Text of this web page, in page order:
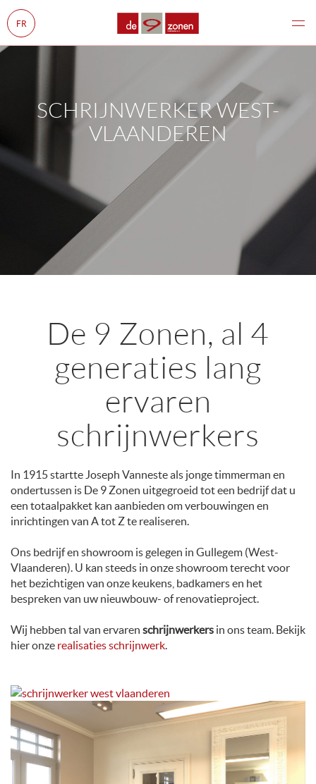
FR
SCHRIJNWERKER WEST-
VLAANDEREN
De 9 Zonen, al 4
generaties lang
ervaren
schrijnwerkers
In 1915 startte Joseph Vanneste als jonge timmerman en
ondertussen is De 9 Zonen uitgegroeid tot een bedrijf dat u
een totaalpakket kan aanbieden om verbouwingen en
inrichtingen van A tot Z te realiseren.
Ons bedrijf en showroom is gelegen in Gullegem (West-
Vlaanderen). U kan steeds in onze showroom terecht voor
het bezichtigen van onze keukens, badkamers en het
bespreken van uw nieuwbouw- of renovatieproject.
Wij hebben tal van ervaren schrijnwerkers in ons team. Bekijk
hier onze realisaties schrijnwerk.